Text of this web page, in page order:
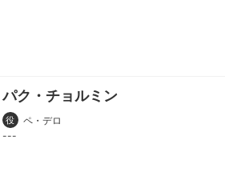
パク・チョルミン
役 ペ・デロ